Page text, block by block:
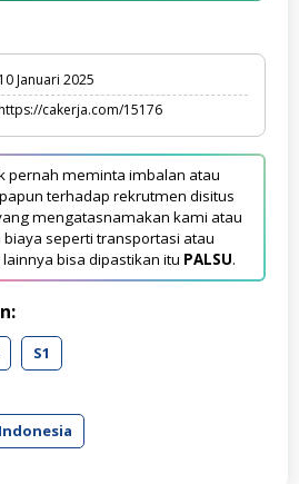
Januari 2025
cakerja.com/15176
pernah meminta imbalan atau
terhadap rekrutmen disitus
mengatasnamakan kami atau
seperti transportasi atau
bisa dipastikan itu PALSU.
S1